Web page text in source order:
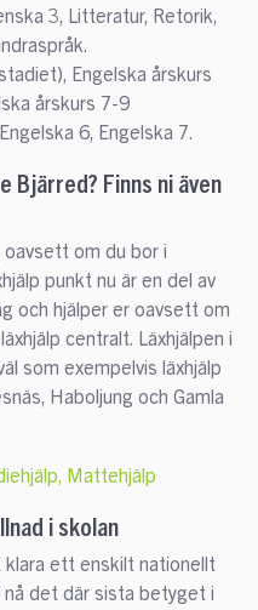
3, Litteratur, Retorik,
Engelska årskurs
årskurs 7-9
6, Engelska 7.
Bjärred? Finns ni även
oavsett om du bor i
punkt nu är en del av
och hjälper er oavsett om
centralt. Läxhjälpen i
som exempelvis läxhjälp
Haboljung och Gamla
i skolan
ett enskilt nationellt
det där sista betyget i